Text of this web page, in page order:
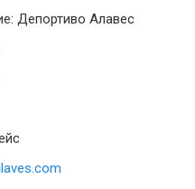
Депортиво Алавес